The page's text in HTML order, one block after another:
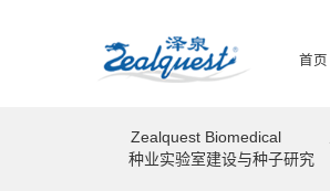
首页
Zealquest Biomedical
种业实验室建设与种子研究